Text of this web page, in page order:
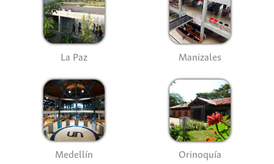
La Paz Manizales
Medellín Orinoquía